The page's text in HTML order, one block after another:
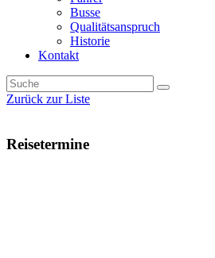
Busse
Qualitätsanspruch
Historie
Kontakt
Zurück zur Liste
Reisetermine